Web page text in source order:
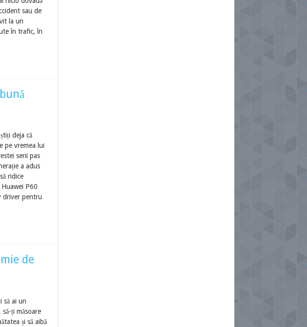
sau de
la un
în trafic, în
deja că
pe vremea lui
serii pas
a adus
ridice
P60
driver pentru
de
să ai un
ți măsoare
și să aibă